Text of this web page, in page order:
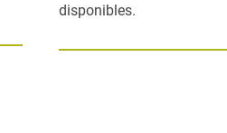
disponibles.